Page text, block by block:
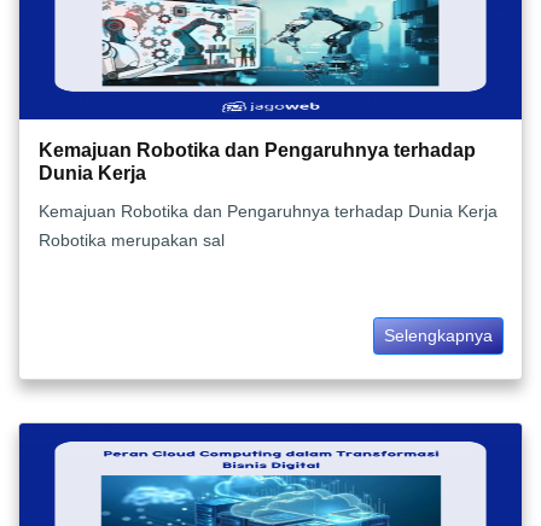
Kemajuan Robotika dan Pengaruhnya terhadap
Dunia Kerja
Kemajuan Robotika dan Pengaruhnya terhadap Dunia Kerja
Robotika merupakan sal
Selengkapnya